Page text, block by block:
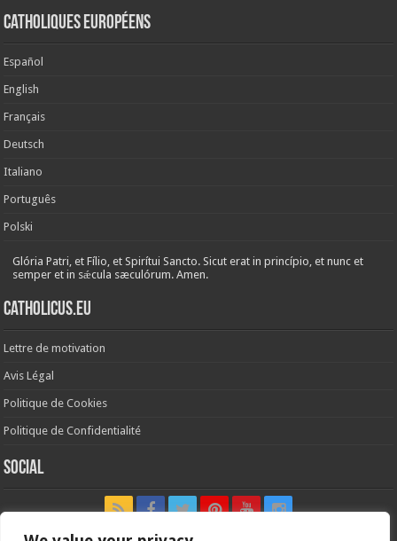
Catholiques européens
Español
English
Français
Deutsch
Italiano
Português
Polski
Glória Patri, et Fílio, et Spirítui Sancto. Sicut erat in princípio, et nunc et
semper et in sǽcula sæculórum. Amen.
Catholicus.eu
Lettre de motivation
Avis Légal
Politique de Cookies
Politique de Confidentialité
Social